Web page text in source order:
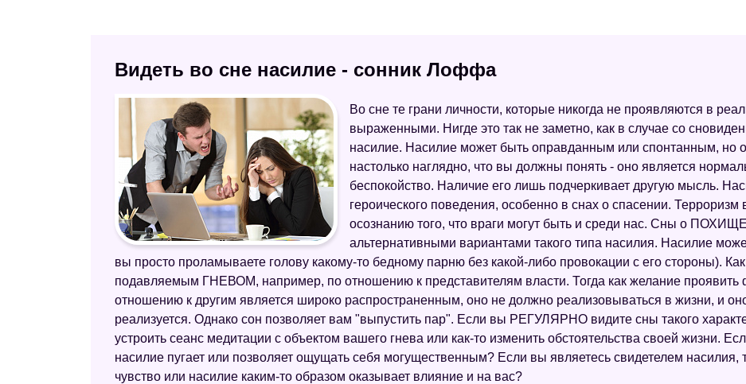
Видеть во сне насилие - сонник Лоффа
Во сне те грани личности, которые никогда не проявляются в
выраженными. Нигде это так не заметно, как в случае со
насилие. Насилие может быть оправданным или спонтанным, но
настолько наглядно, что вы должны понять - оно является
беспокойство. Наличие его лишь подчеркивает другую мысль.
героического поведения, особенно в снах о спасении.
осознанию того, что враги могут быть и среди нас. Сны о
альтернативными вариантами такого типа насилия. Насилие
вы просто проламываете голову какому-то бедному парню без какой-либо провокации с его стороны).
подавляемым ГНЕВОМ, например, по отношению к представителям власти. Тогда как желание проявить
отношению к другим является широко распространенным, оно не должно реализовываться в жизни, и
реализуется. Однако сон позволяет вам "выпустить пар". Если вы РЕГУЛЯРНО видите сны такого
устроить сеанс медитации с объектом вашего гнева или как-то изменить обстоятельства своей жизни.
насилие пугает или позволяет ощущать себя могущественным? Если вы являетесь свидетелем
чувство или насилие каким-то образом оказывает влияние и на вас?